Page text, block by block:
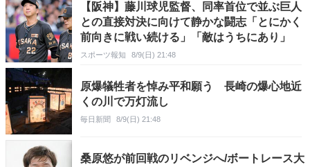
【阪神】藤川球児監督、同率首位で並ぶ巨人
との直接対決に向けて静かな闘志「とにかく
前向きに戦い続ける」「敵はうちにあり」
スポーツ報知 8/9(日) 21:48
原爆犠牲者を悼み平和願う 長崎の爆心地近
くの川で万灯流し
毎日新聞 8/9(日) 21:48
桑原悠が前回戦のリベンジへ/ボートレース大